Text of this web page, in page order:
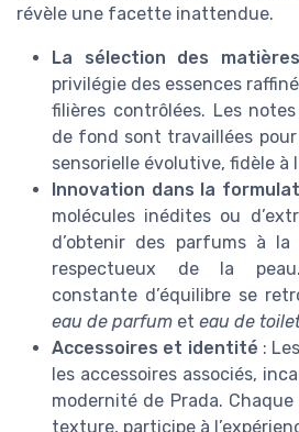
révèle une facette inattendue.
La sélection des
privilégie des essences
filières contrôlées. Les
de fond sont travaillées
sensorielle évolutive, fidèle à
Innovation dans la
molécules inédites ou
d’obtenir des parfums à
respectueux de la
constante d’équilibre se
eau de parfum et eau de
Accessoires et identité :
les accessoires associés,
modernité de Prada.
texture, participe à